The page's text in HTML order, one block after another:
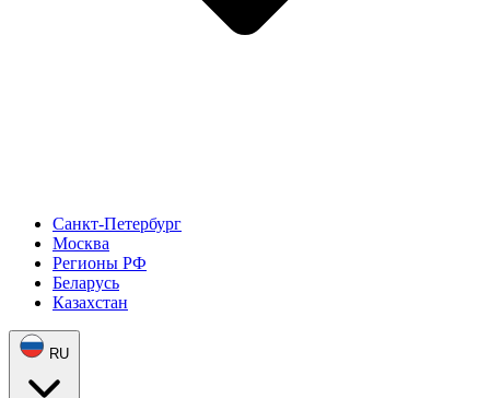
Санкт-Петербург
Москва
Регионы РФ
Беларусь
Казахстан
RU